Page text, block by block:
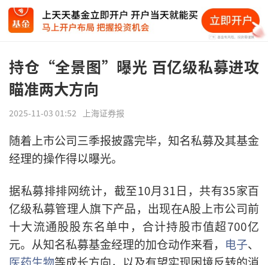
持仓“全景图”曝光 百亿级私募进攻
瞄准两大方向
2025-11-03 01:52 上海证券报
随着上市公司三季报披露完毕，知名私募及其基金
经理的操作得以曝光。
据私募排排网统计，截至10月31日，共有35家百
亿级私募管理人旗下产品，出现在A股上市公司前
十大流通股股东名单中，合计持股市值超700亿
元。从知名私募基金经理的加仓动作来看， 电子、
医药生物等成长方向，以及有望实现困境反转的消